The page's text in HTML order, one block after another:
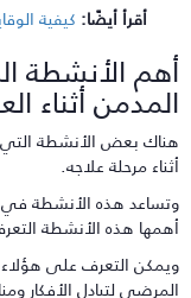
أقرأ أيضًا:كيفية
الأنشطة
أثناء
بعض الأنشطة التي
مرحلة علاجه.
هذه الأنشطة في
هذه الأنشطة
التعرف على هؤلاء
لتبادل الأفكار